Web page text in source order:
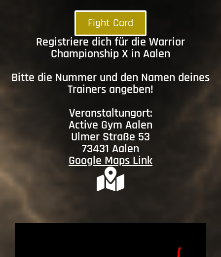
Fight Card
Registriere dich für die Warrior
Championship X in Aalen
Bitte die Nummer und den Namen deines
Trainers angeben!
Veranstaltungort:
Active Gym Aalen
Ulmer Straße 53
73431 Aalen
Google Maps Link